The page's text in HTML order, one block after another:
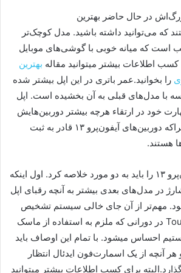
بزرگ‌اش در حال حاضر بهترین
که می‌توانید داشته باشید. مدل کوچک‌تر
است که میانه خوبی با گوشی‌های موبایل
کسب اطلاعات بیشتر میتوانید مقاله بهترین
را بخوانید.عمر باتری در این اپل بیشتر شده
با مدل‌های قبلی به آن بخشیده است. اپل
خود در ارتقاء هرچه بیشتر دوربین‌هایش
را اثبات کرده است. چراکه دوربین‌های آیفون‌پرو ۱۳ قادر به ثبت
هستند.
در نهایت نواقص آیفون‌پرو ۱۳ را باید به دو مورد خلاصه کرد. اول اینکه
در مدل‌های بعدی بیشتر به آنچه رقبای اپل
شود. مهم‌تر از آن جای خالی سیستم تشخیص
هویت لمسی یا Touch ID در دورانی که ملزم به استفاده از ماسک
در فضاهای عمومی هستیم احساس می‎شود. با تمام این اوصاف باید
گوشی ۱۳ پرو هر آنچه از یک اسمارت‌فون ایدئال انتظار
برای کسب اطلاعات بیشتر میتوانید